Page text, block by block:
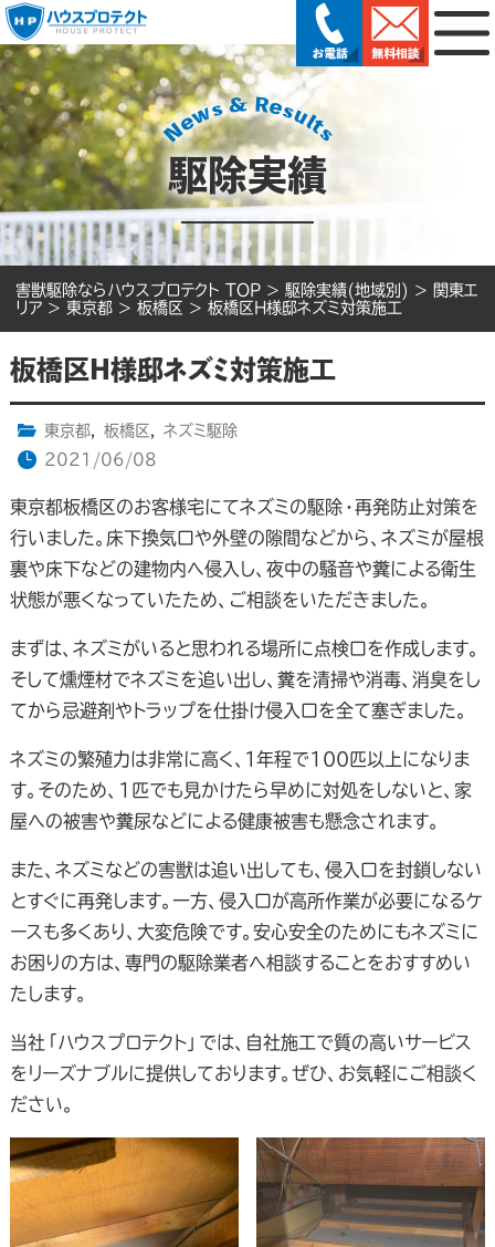
駆除実績
害獣駆除ならハウスプロテクト TOP > 駆除実績(地域別) > 関東エ
リア > 東京都 > 板橋区 > 板橋区H様邸ネズミ対策施工
板橋区H様邸ネズミ対策施工
東京都, 板橋区 ,
ネズミ駆除
2021/06/08
東京都板橋区のお客様宅にてネズミの駆除・再発防止対策を
行いました。床下換気口や外壁の隙間などから、ネズミが屋根
裏や床下などの建物内へ侵入し、夜中の騒音や糞による衛生
状態が悪くなっていたため、ご相談をいただきました。
まずは、ネズミがいると思われる場所に点検口を作成します。
そして燻煙材でネズミを追い出し、糞を清掃や消毒、消臭をし
てから忌避剤やトラップを仕掛け侵入口を全て塞ぎました。
ネズミの繁殖力は非常に高く、１年程で100匹以上になりま
す。そのため、1匹でも見かけたら早めに対処をしないと、家
屋への被害や糞尿などによる健康被害も懸念されます。
また、ネズミなどの害獣は追い出しても、侵入口を封鎖しない
とすぐに再発します。一方、侵入口が高所作業が必要になるケ
ースも多くあり、大変危険です。安心安全のためにもネズミに
お困りの方は、専門の駆除業者へ相談することをおすすめい
たします。
当社「ハウスプロテクト」では、自社施工で質の高いサービス
をリーズナブルに提供しております。ぜひ、お気軽にご相談く
ださい。